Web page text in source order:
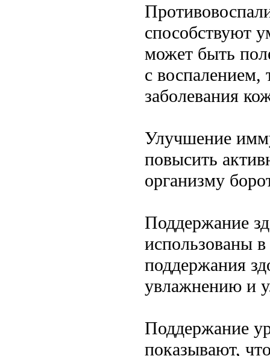
способствуют
может быть
с воспалением,
заболевания
Улучшение
повысить
организму
Поддержание
использованы
поддержания
увлажнению и
Поддержание
показывают,